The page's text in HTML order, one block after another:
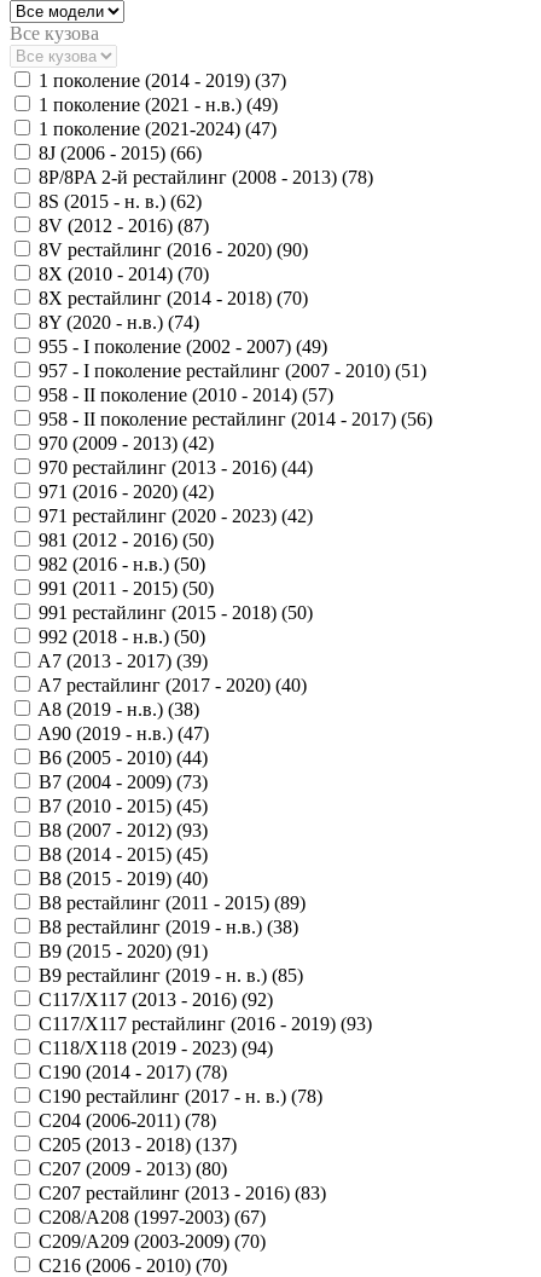
Все кузова
1 поколение (2014 - 2019) (37)
1 поколение (2021 - н.в.) (49)
1 поколение (2021-2024) (47)
8J (2006 - 2015) (66)
8P/8PA 2-й рестайлинг (2008 - 2013) (78)
8S (2015 - н. в.) (62)
8V (2012 - 2016) (87)
8V рестайлинг (2016 - 2020) (90)
8X (2010 - 2014) (70)
8X рестайлинг (2014 - 2018) (70)
8Y (2020 - н.в.) (74)
955 - I поколение (2002 - 2007) (49)
957 - I поколение рестайлинг (2007 - 2010) (51)
958 - II поколение (2010 - 2014) (57)
958 - II поколение рестайлинг (2014 - 2017) (56)
970 (2009 - 2013) (42)
970 рестайлинг (2013 - 2016) (44)
971 (2016 - 2020) (42)
971 рестайлинг (2020 - 2023) (42)
981 (2012 - 2016) (50)
982 (2016 - н.в.) (50)
991 (2011 - 2015) (50)
991 рестайлинг (2015 - 2018) (50)
992 (2018 - н.в.) (50)
A7 (2013 - 2017) (39)
A7 рестайлинг (2017 - 2020) (40)
A8 (2019 - н.в.) (38)
A90 (2019 - н.в.) (47)
B6 (2005 - 2010) (44)
B7 (2004 - 2009) (73)
B7 (2010 - 2015) (45)
B8 (2007 - 2012) (93)
B8 (2014 - 2015) (45)
B8 (2015 - 2019) (40)
B8 рестайлинг (2011 - 2015) (89)
B8 рестайлинг (2019 - н.в.) (38)
B9 (2015 - 2020) (91)
B9 рестайлинг (2019 - н. в.) (85)
C117/X117 (2013 - 2016) (92)
C117/X117 рестайлинг (2016 - 2019) (93)
C118/X118 (2019 - 2023) (94)
C190 (2014 - 2017) (78)
C190 рестайлинг (2017 - н. в.) (78)
C204 (2006-2011) (78)
C205 (2013 - 2018) (137)
C207 (2009 - 2013) (80)
C207 рестайлинг (2013 - 2016) (83)
C208/A208 (1997-2003) (67)
C209/A209 (2003-2009) (70)
C216 (2006 - 2010) (70)